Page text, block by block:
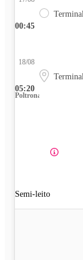
00:45
05:20
18/08
Poltrona
Semi-leito